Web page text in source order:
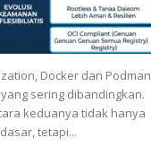
Docker dan Podman
sering dibandingkan.
keduanya tidak hanya
tetapi...